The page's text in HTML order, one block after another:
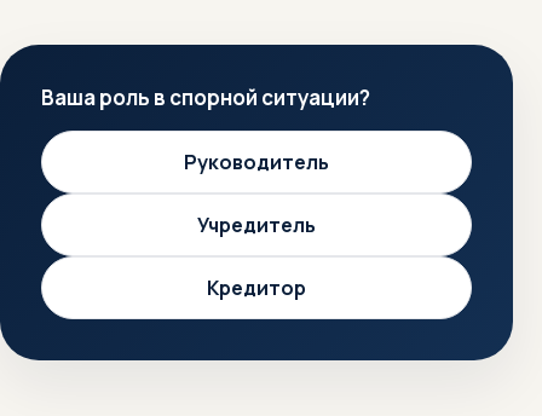
Ваша роль в спорной ситуации?
Руководитель
Учредитель
Кредитор